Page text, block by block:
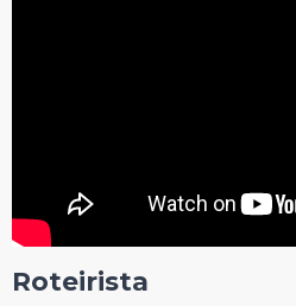
Roteirista